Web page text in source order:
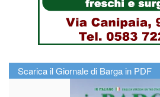
Scarica il Giornale di Barga in PDF